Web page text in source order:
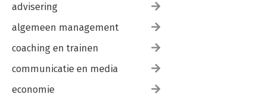
advisering
algemeen management
coaching en trainen
communicatie en media
economie